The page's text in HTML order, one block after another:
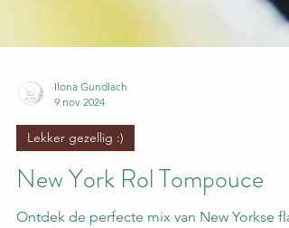
Ilona Gundlach
9 nov 2024
Lekker gezellig :)
New York Rol Tompouce